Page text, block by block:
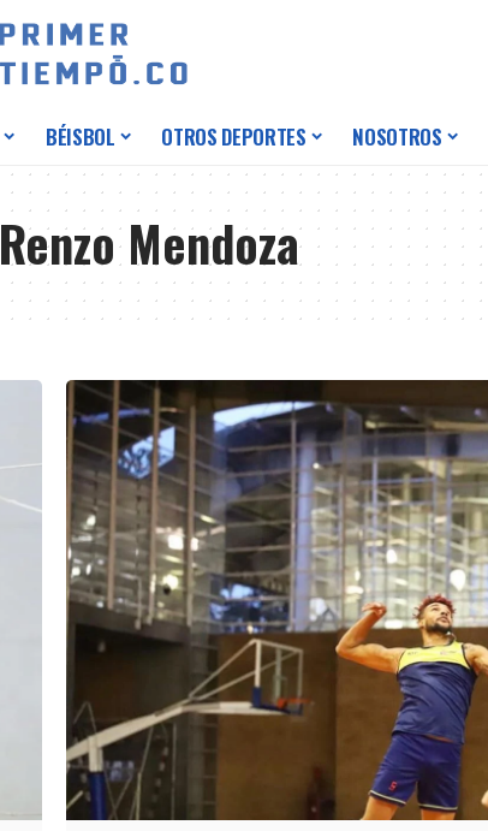
BÉISBOL OTROS DEPORTES NOSOTROS
Renzo Mendoza